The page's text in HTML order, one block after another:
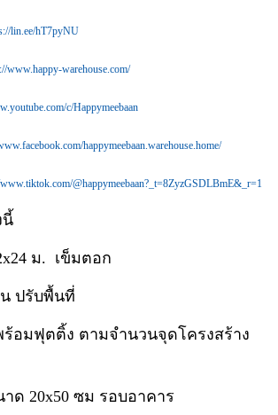
lin.ee/hT7pyNU
www.happy-warehouse.com/
c/Happymeebaan
happymeebaan.warehouse.home/
@happymeebaan?_t=8ZyzGSDLBmE&_r=1
นี้
ม. เข็มตอก
ปรับพื้นที่
ร้อมฟุตติ้ง ตามจำนวนจุดโครงสร้าง
ด 20x50 ซม รอบอาคาร